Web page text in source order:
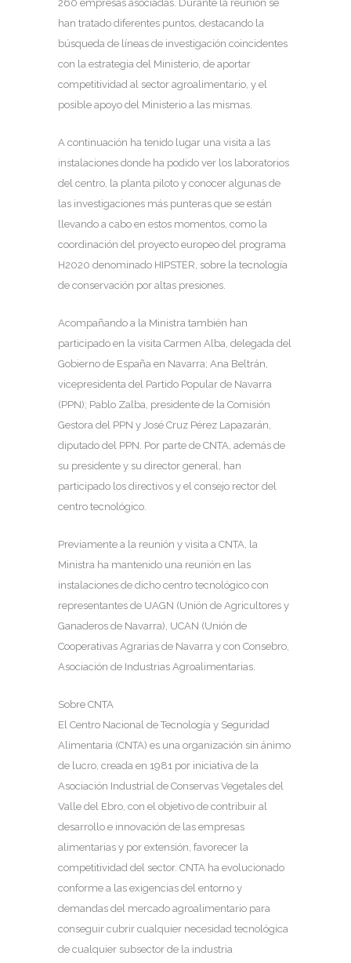
260 empresas asociadas. Durante la reunión se
han tratado diferentes puntos, destacando la
búsqueda de líneas de investigación coincidentes
con la estrategia del Ministerio, de aportar
competitividad al sector agroalimentario, y el
posible apoyo del Ministerio a las mismas.
A continuación ha tenido lugar una visita a las
instalaciones donde ha podido ver los laboratorios
del centro, la planta piloto y conocer algunas de
las investigaciones más punteras que se están
llevando a cabo en estos momentos, como la
coordinación del proyecto europeo del programa
H2020 denominado HIPSTER, sobre la tecnología
de conservación por altas presiones.
Acompañando a la Ministra también han
participado en la visita Carmen Alba, delegada del
Gobierno de España en Navarra; Ana Beltrán,
vicepresidenta del Partido Popular de Navarra
(PPN); Pablo Zalba, presidente de la Comisión
Gestora del PPN y José Cruz Pérez Lapazarán,
diputado del PPN. Por parte de CNTA, además de
su presidente y su director general, han
participado los directivos y el consejo rector del
centro tecnológico.
Previamente a la reunión y visita a CNTA, la
Ministra ha mantenido una reunión en las
instalaciones de dicho centro tecnológico con
representantes de UAGN (Unión de Agricultores y
Ganaderos de Navarra), UCAN (Unión de
Cooperativas Agrarias de Navarra y con Consebro,
Asociación de Industrias Agroalimentarias.
Sobre CNTA
El Centro Nacional de Tecnología y Seguridad
Alimentaria (CNTA) es una organización sin ánimo
de lucro, creada en 1981 por iniciativa de la
Asociación Industrial de Conservas Vegetales del
Valle del Ebro, con el objetivo de contribuir al
desarrollo e innovación de las empresas
alimentarias y por extensión, favorecer la
competitividad del sector. CNTA ha evolucionado
conforme a las exigencias del entorno y
demandas del mercado agroalimentario para
conseguir cubrir cualquier necesidad tecnológica
de cualquier subsector de la industria